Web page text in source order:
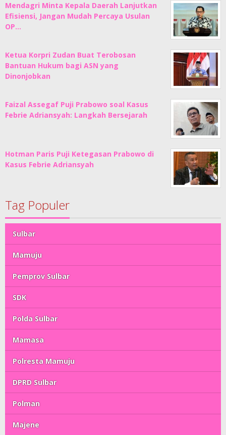
Mendagri Minta Kepala Daerah Lanjutkan
Efisiensi, Jangan Mudah Percaya Usulan
OP…
Ketua Korpri Zudan Buat Terobosan
Bantuan Hukum bagi ASN yang
Dinonjobkan
Faizal Assegaf Puji Prabowo soal Kasus
Febrie Adriansyah: Langkah Bersejarah
Hotman Paris Puji Ketegasan Prabowo di
Kasus Febrie Adriansyah
Tag Populer
Sulbar
Mamuju
Pemprov Sulbar
SDK
Polda Sulbar
Mamasa
Polresta Mamuju
DPRD Sulbar
Polman
Majene